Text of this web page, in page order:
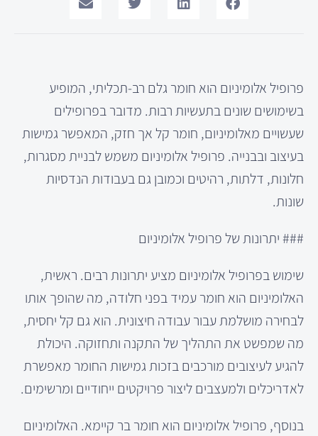
פרופיל אלומיניום הוא חומר גלם רב-תכליתי, המופיע
בשימושים שונים בתעשיות רבות. מדובר בפרופילים
שעשויים מאלומיניום, חומר קל אך חזק, המאפשר גמישות
בעיצוב ובבנייה. פרופיל אלומיניום משמש לבניית מסגרות,
חלונות, דלתות, רהיטים וכמובן גם בעבודות הנדסיות
שונות.
### יתרונות של פרופיל אלומיניום
שימוש בפרופיל אלומיניום מציע יתרונות רבים. ראשית,
האלומיניום הוא חומר עמיד בפני חלודה, מה שהופך אותו
לבחירה מושלמת עבור עבודה חיצונית. הוא גם קל יחסית,
מה שמפשט את התהליך של התקנה ותחזוקה. היכולת
להגיע לעיצובים מורכבים בזכות גמישות החומר מאפשרת
לאדריכלים ולמעצבים ליצור פרויקטים ייחודיים ומרשימים.
בנוסף, פרופיל אלומיניום הוא חומר בר קיימא. האלומיניום